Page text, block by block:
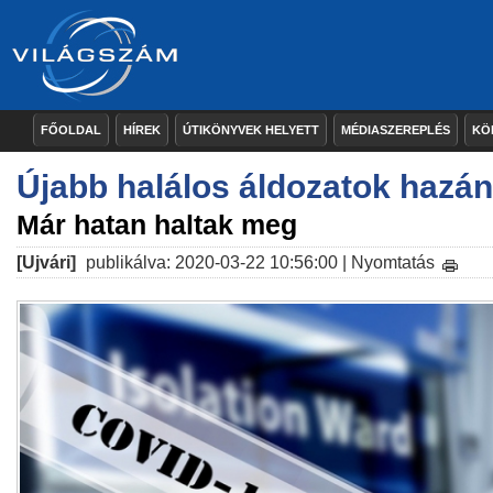
FŐOLDAL HÍREK ÚTIKÖNYVEK HELYETT MÉDIASZEREPLÉS
Újabb halálos áldozatok
Már hatan haltak meg
[Ujvári] publikálva: 2020-03-22 10:56:00 | Nyomtatás